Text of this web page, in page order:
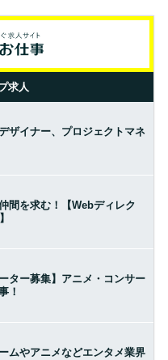
求人
ザイナー、プロジェクトマネ
間を求む！【Webディレク
ター募集】アニメ・コンサー
！
ムやアニメなどエンタメ業界